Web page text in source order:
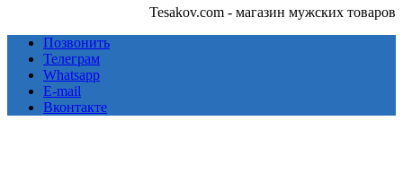
Tesakov.com - магазин мужских товаров
Позвонить
Телеграм
Whatsapp
E-mail
Вконтакте